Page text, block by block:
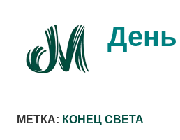
содержимому
День
МЕТКА: КОНЕЦ СВЕТА